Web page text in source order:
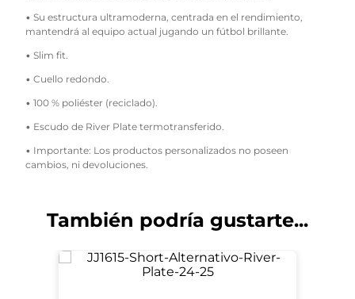
24 J. Meza
26 Galván
28 M. Quarta
29 Montiel
34 Galoppo
38 Subiabre
39 Lencina
• Su estructura ultramoderna, centrada en el rendimiento,
mantendrá al equipo actual jugando un fútbol brillante.
• Slim fit.
• Cuello redondo.
• 100 % poliéster (reciclado).
• Escudo de River Plate termotransferido.
• Importante: Los productos personalizados no poseen
cambios, ni devoluciones.
También podría gustarte...